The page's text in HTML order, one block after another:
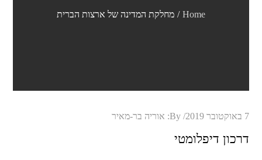
Home מחלקת המדינה של ארצות הברית
Posted
7 באוקטובר 2019 By: אוריה בר-מאיר
דרכון דיפלומטי